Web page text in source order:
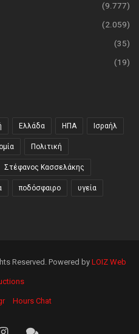
(9.777)
(2.059)
(35)
(19)
Ελλάδα ΗΠΑ Ισραήλ
Πολιτική
Στέφανος Κασσελάκης
ποδόσφαιρο υγεία
Reserved. Powered by LOIZ Web
Hours Chat
Instagram